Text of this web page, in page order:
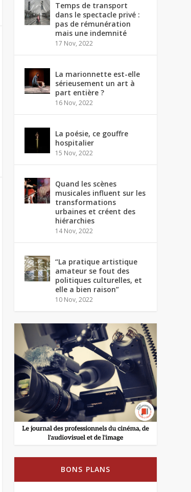
Temps de transport
dans le spectacle privé :
pas de rémunération
mais une indemnité
17 Nov, 2022
La marionnette est-elle
sérieusement un art à
part entière ?
16 Nov, 2022
La poésie, ce gouffre
hospitalier
15 Nov, 2022
Quand les scènes
musicales influent sur les
transformations
urbaines et créent des
hiérarchies
14 Nov, 2022
“La pratique artistique
amateur se fout des
politiques culturelles, et
elle a bien raison”
10 Nov, 2022
BONS PLANS